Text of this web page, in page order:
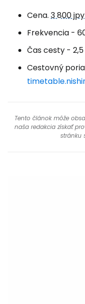
Cena. 3 800 jpy
Frekvencia -
Čas cesty -
Cestovný
Tento článok môže
naša redakcia získať
stránku